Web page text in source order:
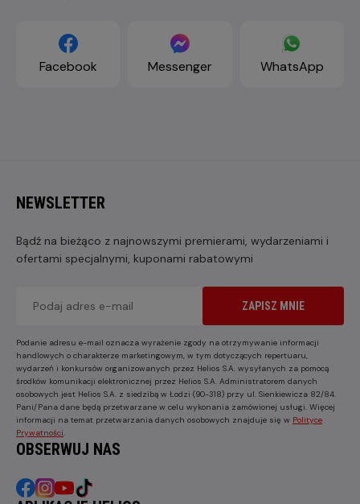
Facebook Messenger WhatsApp
NEWSLETTER
Bądź na bieżąco z najnowszymi premierami, wydarzeniami i
ofertami specjalnymi, kuponami rabatowymi
ZAPISZ MNIE
Podanie adresu e-mail oznacza wyrażenie zgody na otrzymywanie informacji
handlowych o charakterze marketingowym, w tym dotyczących repertuaru,
wydarzeń i konkursów organizowanych przez Helios S.A. wysyłanych za pomocą
środków komunikacji elektronicznej przez Helios S.A. Administratorem danych
osobowych jest Helios S.A. z siedzibą w Łodzi (90-318) przy ul. Sienkiewicza 82/84.
Pani/Pana dane będą przetwarzane w celu wykonania zamówionej usługi. Więcej
informacji na temat przetwarzania danych osobowych znajduje się w Polityce
Prywatności
OBSERWUJ NAS